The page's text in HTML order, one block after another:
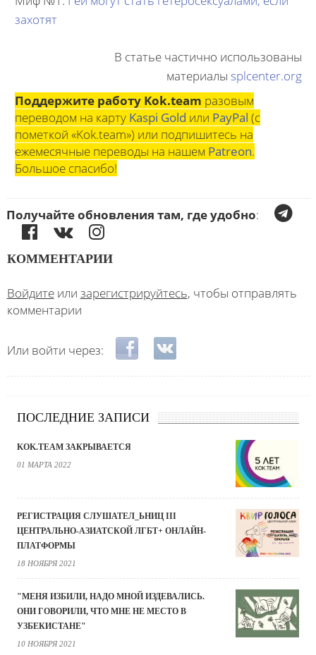
захотят
В статье частично использованы
материалы splcenter.org
Поддержите работу Kok.team разовым
переводом на карту Kaspi Gold или PayPal (с
пометкой «Kok.team») или подпишитесь на
ежемесячные переводы на нашем Patreon.
Большое спасибо!
Получайте обновления там, где удобно:
КОММЕНТАРИИ
Войдитеили зарегистрируйтесь, чтобы отправлять
комментарии
Или войти через: Login with Facebook
Login with ВКонтакте
ПОСЛЕДНИЕ ЗАПИСИ
KOK.TEAM ЗАКРЫВАЕТСЯ
01 МАРТА 2022
РЕГИСТРАЦИЯ СЛУШАТЕЛ_ЬНИЦ III
ЦЕНТРАЛЬНО-АЗИАТСКОЙ ЛГБТ+ ОНЛАЙН-
ПЛАТФОРМЫ
18 НОЯБРЯ 2021
"МЕНЯ ИЗБИЛИ, НАДО МНОЙ ИЗДЕВАЛИСЬ.
ОНИ ГОВОРИЛИ, ЧТО МНЕ НЕ МЕСТО В
УЗБЕКИСТАНЕ"
10 НОЯБРЯ 2021